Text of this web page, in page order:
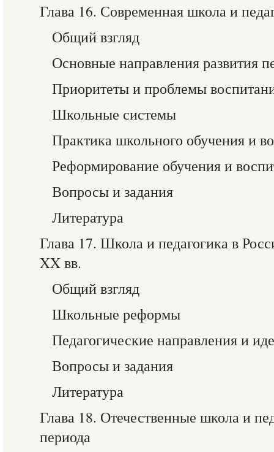
Глава 16. Современная школа и
Общий взгляд
Основные направления развития
Приоритеты и проблемы
Школьные системы
Практика школьного обучения и
Реформирование обучения и
Вопросы и задания
Литература
Глава 17. Школа и педагогика в
XX вв.
Общий взгляд
Школьные реформы
Педагогические направления и
Вопросы и задания
Литература
Глава 18. Отечественные школа и
периода